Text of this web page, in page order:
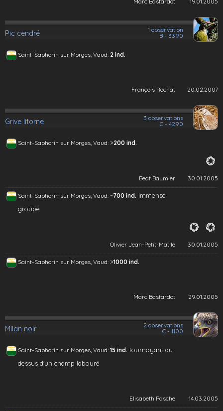
Pic cendré
1 observation
B - 3390
Saint-Saphorin sur Morges, Vaud: 2 ind.
François Rochat 20.02.2007
Grive litorne
3 observations
C - 4290
Saint-Saphorin sur Morges, Vaud: >200 ind.
Beat Bäumler 30.01.2005
Saint-Saphorin sur Morges, Vaud: ~700 ind. Immense
groupe
Olivier Jean-Petit-Matile 30.01.2005
Saint-Saphorin sur Morges, Vaud: >1000 ind.
Marc Bastardot 29.01.2005
Milan noir
2 observations
C - 1100
Saint-Saphorin sur Morges, Vaud: 15 ind. tournoyant au
dessus d'un champ labouré
Elisabeth Pasche 14.03.2005